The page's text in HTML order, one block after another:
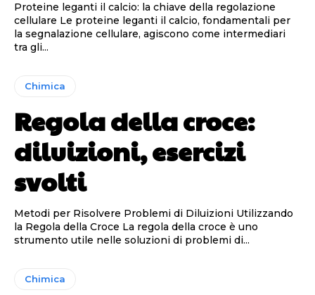
Proteine leganti il calcio: la chiave della regolazione
cellulare Le proteine leganti il calcio, fondamentali per
la segnalazione cellulare, agiscono come intermediari
tra gli...
Chimica
Regola della croce:
diluizioni, esercizi
svolti
Metodi per Risolvere Problemi di Diluizioni Utilizzando
la Regola della Croce La regola della croce è uno
strumento utile nelle soluzioni di problemi di...
Chimica